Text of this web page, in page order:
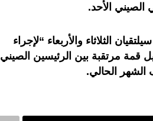
الصيني الأحد.
الثلاثاء والأربعاء “لإجراء
قمة مرتقبة بين الرئيسين الصيني
الشهر الحالي.